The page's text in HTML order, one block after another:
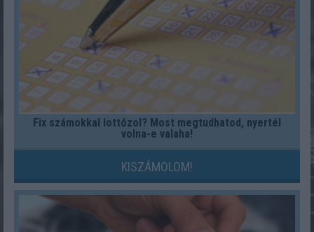
Fix számokkal lottózol? Most megtudhatod, nyertél
volna-e valaha!
KISZÁMOLOM!